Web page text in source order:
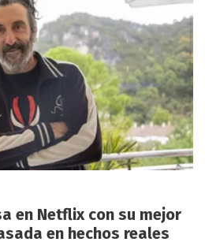
en Netflix con su mejor
en hechos reales